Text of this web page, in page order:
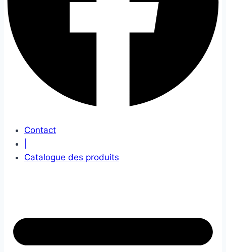
Contact
Catalogue des produits